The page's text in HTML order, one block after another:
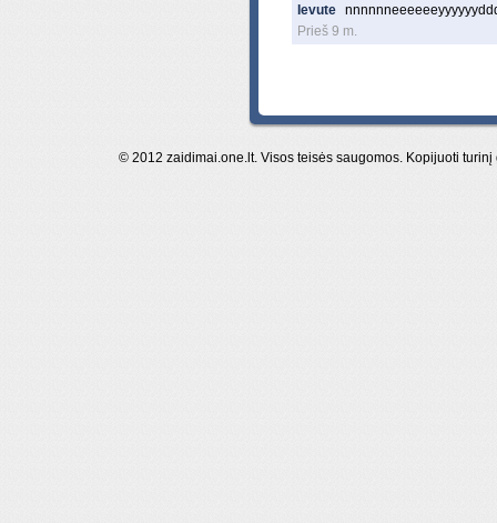
Ievute
Prieš 9 m.
© 2012 zaidimai.one.lt. Visos teisės saugomos. Kopijuoti